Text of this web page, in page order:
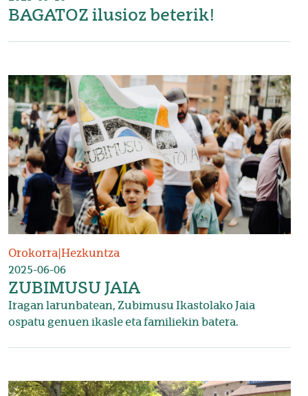
BAGATOZ ilusioz beterik!
Irudia
Orokorra|Hezkuntza
2025-06-06
ZUBIMUSU JAIA
Iragan larunbatean, Zubimusu Ikastolako Jaia
ospatu genuen ikasle eta familiekin batera.
Irudia